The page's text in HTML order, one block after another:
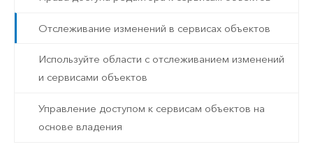
Отслеживание изменений в сервисах объектов
Используйте области с отслеживанием изменений
и сервисами объектов
Управление доступом к сервисам объектов на
основе владения